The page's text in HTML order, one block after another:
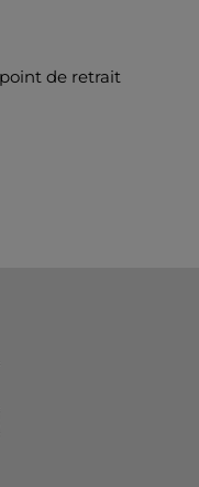
de retrait